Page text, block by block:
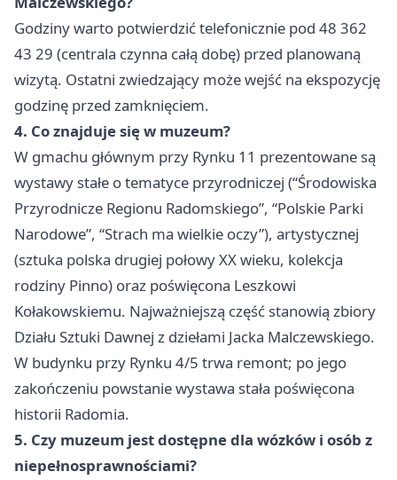
Godziny warto potwierdzić telefonicznie pod 48 362
43 29 (centrala czynna całą dobę) przed planowaną
wizytą. Ostatni zwiedzający może wejść na ekspozycję
godzinę przed zamknięciem.
4. Co znajduje się w muzeum?
W gmachu głównym przy Rynku 11 prezentowane są
wystawy stałe o tematyce przyrodniczej (“Środowiska
Przyrodnicze Regionu Radomskiego”, “Polskie Parki
Narodowe”, “Strach ma wielkie oczy”), artystycznej
(sztuka polska drugiej połowy XX wieku, kolekcja
rodziny Pinno) oraz poświęcona Leszkowi
Kołakowskiemu. Najważniejszą część stanowią zbiory
Działu Sztuki Dawnej z dziełami Jacka Malczewskiego.
W budynku przy Rynku 4/5 trwa remont; po jego
zakończeniu powstanie wystawa stała poświęcona
historii Radomia.
5. Czy muzeum jest dostępne dla wózków i osób z
niepełnosprawnościami?